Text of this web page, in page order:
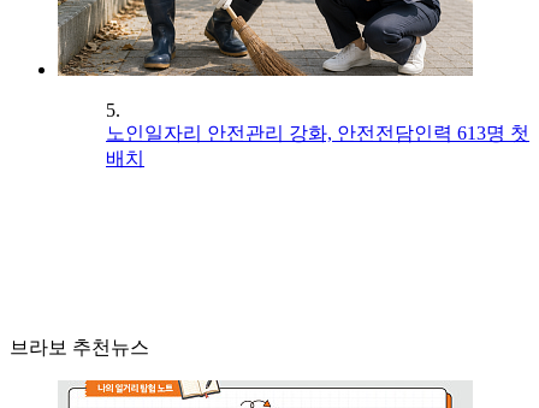
5.
노인일자리 안전관리 강화, 안전전담인력 613명 첫
배치
브라보 추천뉴스